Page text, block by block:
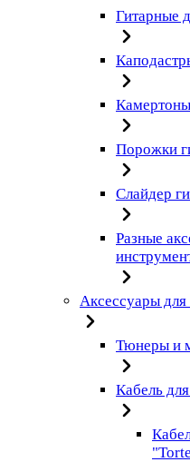
Гитарные
Камертоны
Порожки
Слайдер
Разные
Аксессуары для
Тюнеры и
Кабель